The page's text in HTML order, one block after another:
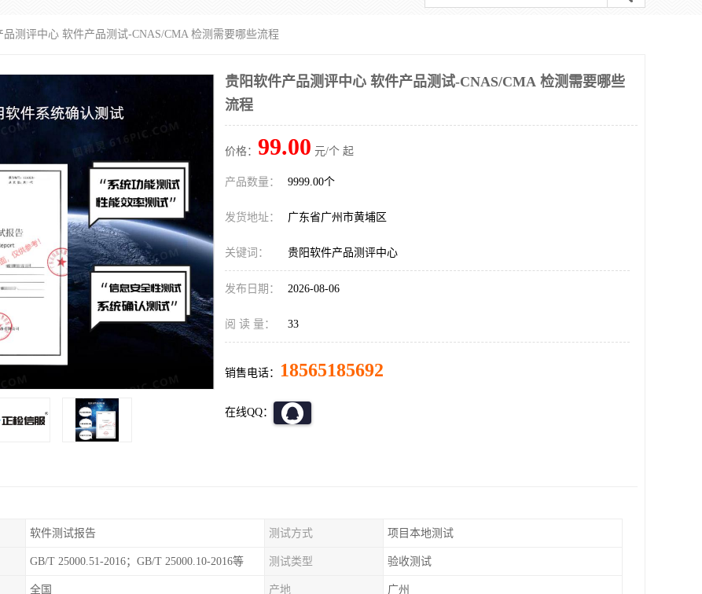
品测评中心 软件产品测试-CNAS/CMA 检测需要哪些流程
贵阳软件产品测评中心 软件产品测试-CNAS/CMA 检测需要哪些
流程
价格： 99.00 元/个 起
产品数量： 9999.00个
发货地址： 广东省广州市黄埔区
关键词： 贵阳软件产品测评中心
发布日期： 2026-08-06
阅 读 量： 33
销售电话： 18565185692
在线QQ：
软件测试报告 测试方式 项目本地测试
GB/T 25000.51-2016；GB/T 25000.10-2016等 测试类型 验收测试
全国 产地 广州